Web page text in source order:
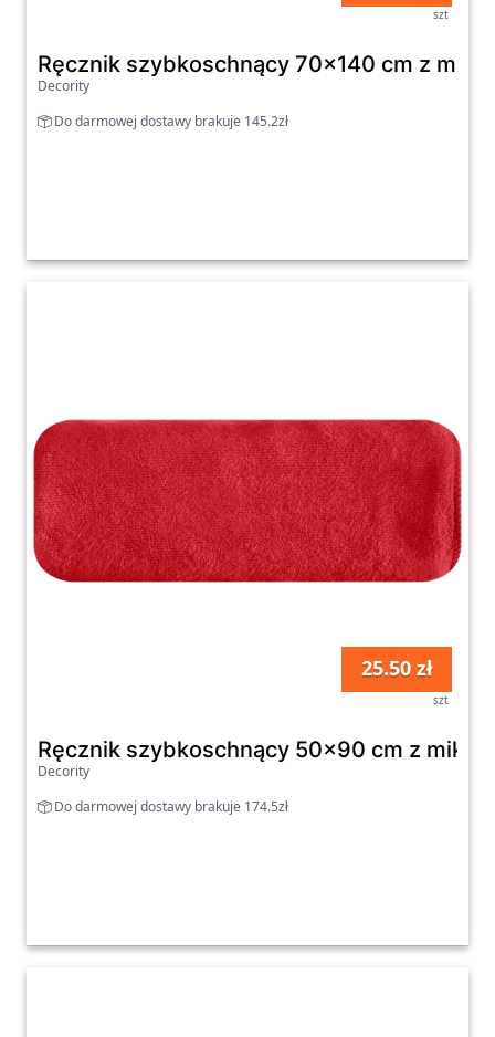
szt
Ręcznik szybkoschnący 70x140 cm z
Decority
Do darmowej dostawy brakuje 145.2zł
25.50 zł
szt
Ręcznik szybkoschnący 50x90 cm z
Decority
Do darmowej dostawy brakuje 174.5zł